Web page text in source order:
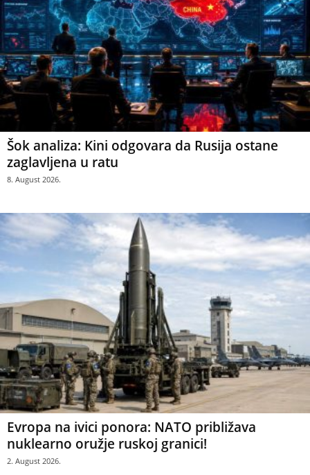
Šok analiza: Kini odgovara da Rusija ostane
zaglavljena u ratu
8. August 2026.
Evropa na ivici ponora: NATO približava
nuklearno oružje ruskoj granici!
2. August 2026.